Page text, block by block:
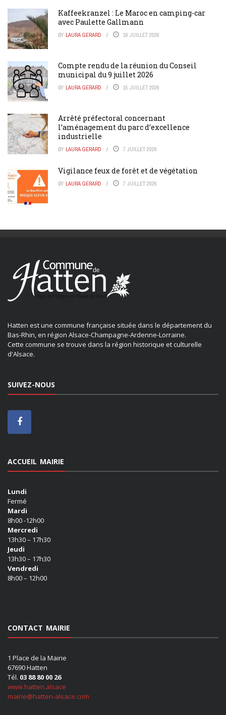
Kaffeekranzel : Le Maroc en camping-car
avec Paulette Gallmann
BY LAURA GERARD 16 JUILLET 2026
Compte rendu de la réunion du Conseil
municipal du 9 juillet 2026
BY LAURA GERARD 15 JUILLET 2026
Arrêté préfectoral concernant
l’aménagement du parc d’excellence
industrielle
BY LAURA GERARD 7 JUILLET 2026
Vigilance feux de forêt et de végétation
BY LAURA GERARD 7 JUILLET 2026
Hatten est une commune française située dans le département du
Bas-Rhin, en région Alsace-Champagne-Ardenne-Lorraine.
Cette commune se trouve dans la région historique et culturelle
d'Alsace.
SUIVEZ-NOUS
ACCUEIL MAIRIE
Lundi
Fermé
Mardi
8h00 -12h00
Mercredi
13h30 – 17h30
Jeudi
13h30 – 17h30
Vendredi
8h00 – 12h00
CONTACT MAIRIE
1 Place de la Mairie
67690 Hatten
Tél. 03 88 80 00 26
www.hatten.alsace
mairie@hatten-alsace.com